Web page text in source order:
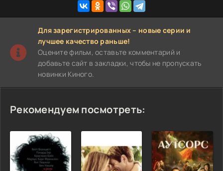
Для зарегистрированных – новые серии и
лучшее качество раньше!
Оцените фильм, оставьте комментарий и
добавьте сайт в закладки, чтобы не пропускать
новинки Киного.
Рекомендуем посмотреть: